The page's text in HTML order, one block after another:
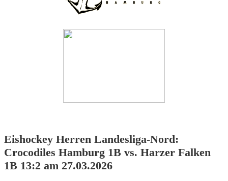
Eishockey Herren Landesliga-Nord:
Crocodiles Hamburg 1B vs. Harzer Falken
1B 13:2 am 27.03.2026